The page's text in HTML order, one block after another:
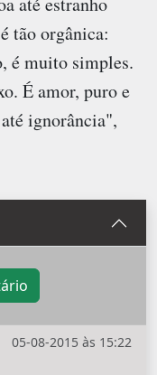
tão orgânica:
é muito simples.
É amor, puro e
ignorância",
05-08-2015 às 15:22